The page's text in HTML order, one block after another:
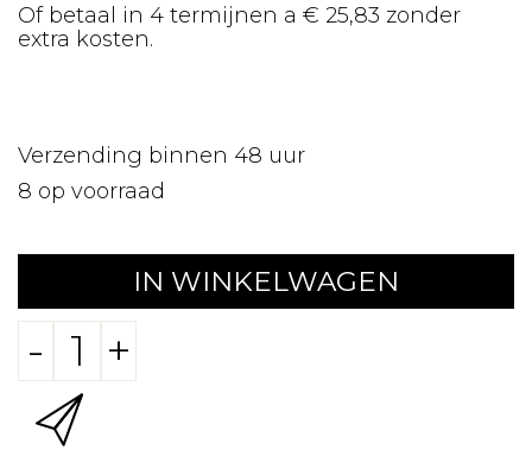
Of betaal in 4 termijnen a € 25,83 zonder
extra kosten.
Verzending binnen 48 uur
8 op voorraad
IN WINKELWAGEN
- +